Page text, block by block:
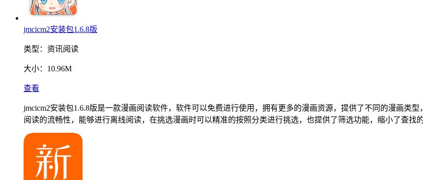
jmcicm2安装包1.6.8版
类型： 资讯阅读
大小： 10.96M
查看
jmcicm2安装包1.6.8版是一款漫画阅读软件，软件可以免费进行使用，拥有更多的漫画资源，提供了不同的漫画类
阅读的流畅性，能够进行离线阅读，在挑选漫画时可以精准的按照分类进行挑选，也提供了筛选功能，缩小了查找